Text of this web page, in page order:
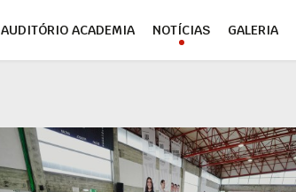
AUDITÓRIO ACADEMIA NOTÍCIAS GALERIA